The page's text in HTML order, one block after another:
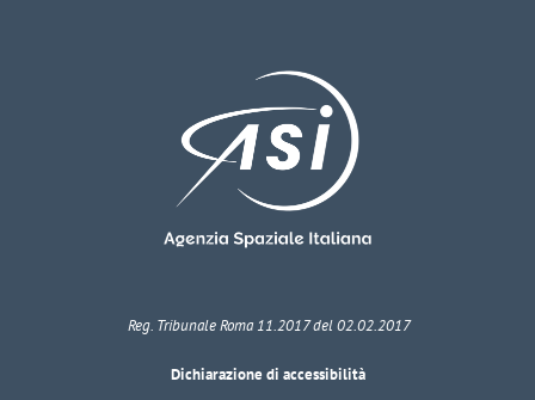
Reg. Tribunale Roma 11.2017 del 02.02.2017
Dichiarazione di accessibilità